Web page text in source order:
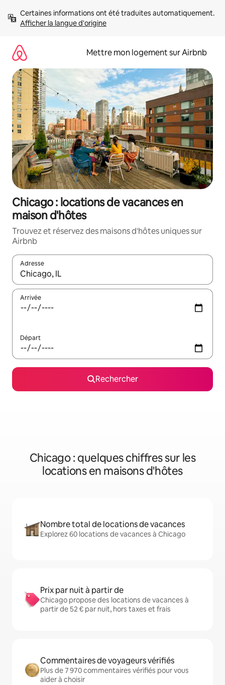
directement
Afficher la langue d'origine
Mettre mon logement sur Airbnb
Chicago : locations de vacances en
maison d'hôtes
Trouvez et réservez des maisons d'hôtes uniques sur
Airbnb
Adresse
Lorsque les résultats s'affichent, utilisez les flèches vers le
Arrivée
Départ
Rechercher
Chicago : quelques chiffres sur les
locations en maisons d'hôtes
Nombre total de locations de vacances
Explorez 60 locations de vacances à Chicago
Prix par nuit à partir de
Chicago propose des locations de vacances à
partir de 52 € par nuit, hors taxes et frais
Commentaires de voyageurs vérifiés
Plus de 7 970 commentaires vérifiés pour vous
aider à choisir